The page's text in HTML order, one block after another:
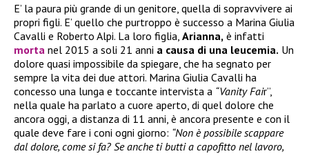
E’ la paura più grande di un genitore, quella di sopravvivere ai
propri figli. E’ quello che purtroppo è successo a Marina Giulia
Cavalli e Roberto Alpi. La loro figlia, Arianna, è infatti
morta nel 2015 a soli 21 anni a causa di una leucemia. Un
dolore quasi impossibile da spiegare, che ha segnato per
sempre la vita dei due attori. Marina Giulia Cavalli ha
concesso una lunga e toccante intervista a “Vanity Fair”,
nella quale ha parlato a cuore aperto, di quel dolore che
ancora oggi, a distanza di 11 anni, è ancora presente e con il
quale deve fare i coni ogni giorno: “Non è possibile scappare
dal dolore, come si fa? Se anche ti butti a capofitto nel lavoro,